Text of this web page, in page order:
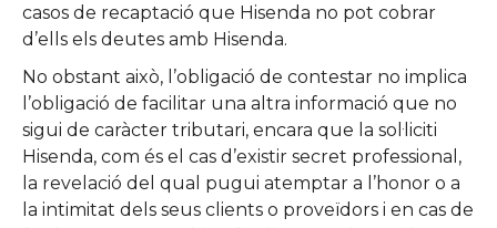
casos de recaptació que Hisenda no pot cobrar
d’ells els deutes amb Hisenda.
No obstant això, l’obligació de contestar no implica
l’obligació de facilitar una altra informació que no
sigui de caràcter tributari, encara que la sol·liciti
Hisenda, com és el cas d’existir secret professional,
la revelació del qual pugui atemptar a l’honor o a
la intimitat dels seus clients o proveïdors i en cas de